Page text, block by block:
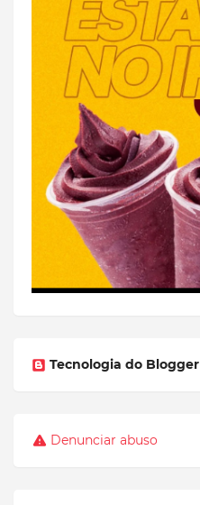
Tecnologia do Blogger
Denunciar abuso